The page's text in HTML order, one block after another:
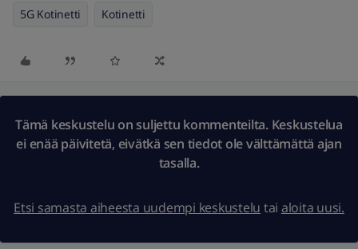
5G Kotinetti Kotinetti
Tämä keskustelu on suljettu kommenteilta. Keskustelua
ei enää päivitetä, eivätkä sen tiedot ole välttämättä ajan
tasalla.
Etsi samasta aiheesta uudempi keskustelu tai aloita uusi.